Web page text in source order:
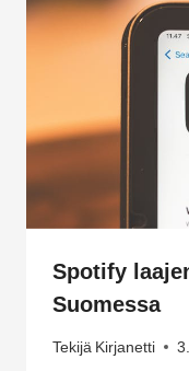
Spotify
Suomessa
Tekijä Kirjanetti